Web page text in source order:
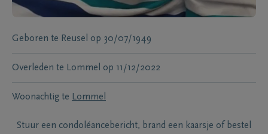
Geboren te Reusel op 30/07/1949
Overleden te Lommel op 11/12/2022
Woonachtig te Lommel
Stuur een condoléancebericht, brand een kaarsje of bestel